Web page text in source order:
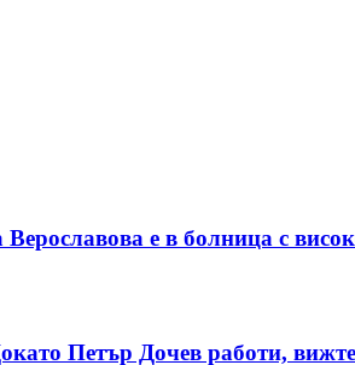
е в болница с
Петър Дочев работи,